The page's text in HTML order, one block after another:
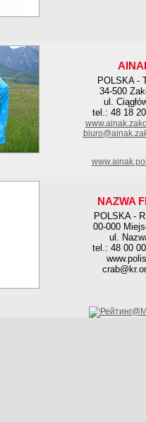
POLSKA -
34-500
ul.
tel.: 48 18
NAZWA
POLSKA -
00-000
ul.
tel.: 48 00